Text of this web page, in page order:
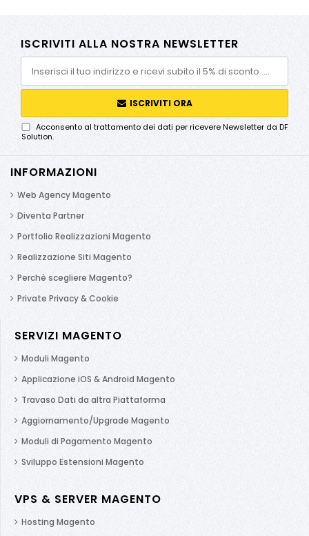
ISCRIVITI ALLA NOSTRA NEWSLETTER
ISCRIVITI ORA
Acconsento al trattamento dei dati per ricevere Newsletter da DF
Solution.
INFORMAZIONI
Web Agency Magento
Diventa Partner
Portfolio Realizzazioni Magento
Realizzazione Siti Magento
Perchè scegliere Magento?
Private Privacy & Cookie
SERVIZI MAGENTO
Moduli Magento
Applicazione iOS & Android Magento
Travaso Dati da altra Piattaforma
Aggiornamento/Upgrade Magento
Moduli di Pagamento Magento
Sviluppo Estensioni Magento
VPS & SERVER MAGENTO
Hosting Magento